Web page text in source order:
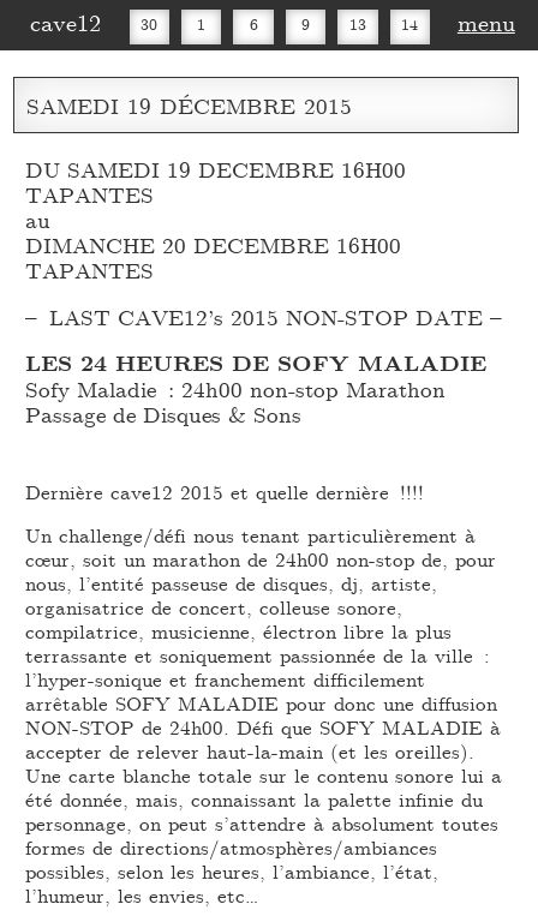
cave12 30 1 6 9 13 14
16 20 27 30
menu
SAMEDI 19 DÉCEMBRE 2015
DU SAMEDI 19 DECEMBRE 16H00
TAPANTES
au
DIMANCHE 20 DECEMBRE 16H00
TAPANTES
– LAST CAVE12’s 2015 NON-STOP DATE –
LES 24 HEURES DE SOFY MALADIE
Sofy Maladie : 24h00 non-stop Marathon
Passage de Disques & Sons
Dernière cave12 2015 et quelle dernière !!!!
Un challenge/défi nous tenant particulièrement à
cœur, soit un marathon de 24h00 non-stop de, pour
nous, l’entité passeuse de disques, dj, artiste,
organisatrice de concert, colleuse sonore,
compilatrice, musicienne, électron libre la plus
terrassante et soniquement passionnée de la ville :
l’hyper-sonique et franchement difficilement
arrêtable SOFY MALADIE pour donc une diffusion
NON-STOP de 24h00. Défi que SOFY MALADIE à
accepter de relever haut-la-main (et les oreilles).
Une carte blanche totale sur le contenu sonore lui a
été donnée, mais, connaissant la palette infinie du
personnage, on peut s’attendre à absolument toutes
formes de directions/atmosphères/ambiances
possibles, selon les heures, l’ambiance, l’état,
l’humeur, les envies, etc…